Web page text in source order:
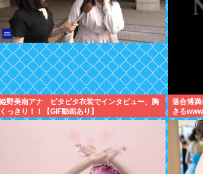
姫野美南アナ ピタピタ衣装でインタビュー、胸
くっきり！！【GIF動画あり】
落合博
きるwww